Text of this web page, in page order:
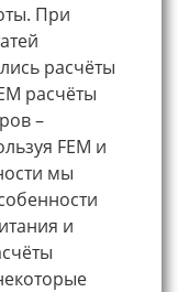
При
расчёты
расчёты
–
FEM и
мы
и